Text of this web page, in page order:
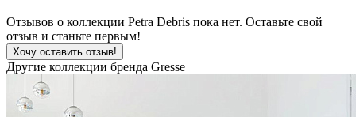
Отзывов о коллекции Petra Debris пока нет. Оставьте свой
отзыв и станьте первым!
Хочу оставить отзыв!
Другие коллекции бренда Gresse